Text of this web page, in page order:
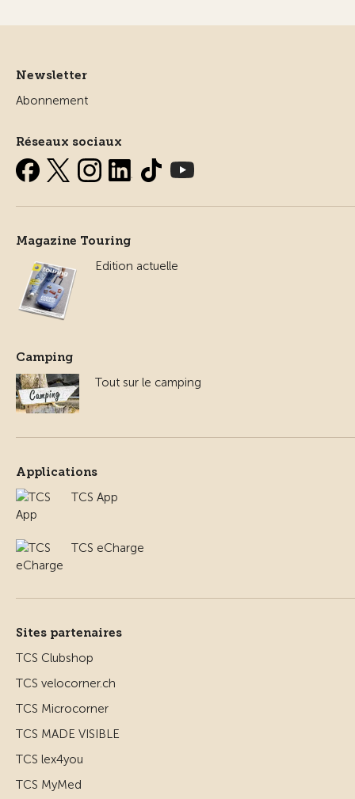
Newsletter
Abonnement
Réseaux sociaux
Magazine Touring
Edition actuelle
Camping
Tout sur le camping
Applications
TCS App
TCS eCharge
Sites partenaires
TCS Clubshop
TCS velocorner.ch
TCS Microcorner
TCS MADE VISIBLE
TCS lex4you
TCS MyMed